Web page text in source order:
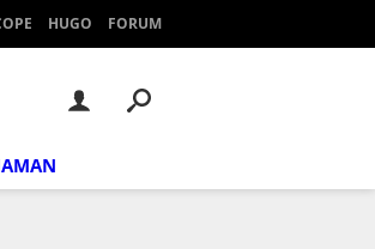
HUGO FORUM